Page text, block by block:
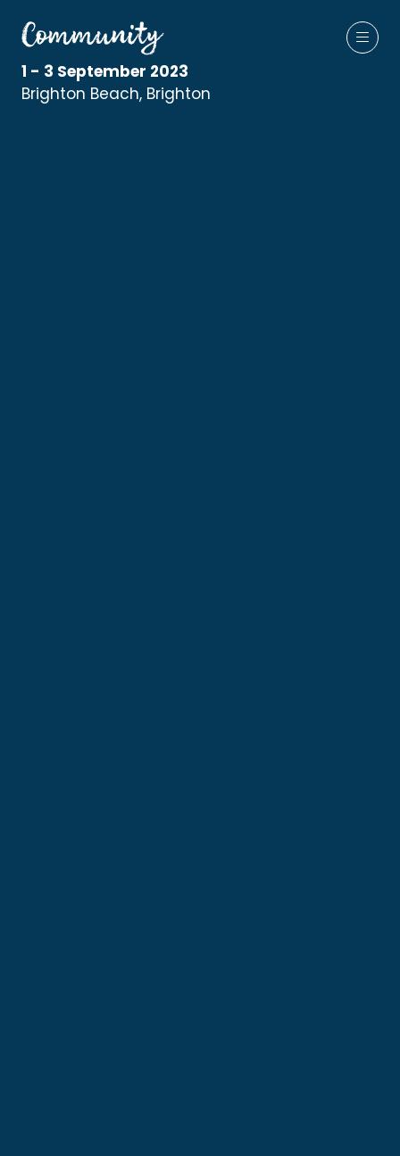
1 - 3 September 2023
Brighton Beach, Brighton